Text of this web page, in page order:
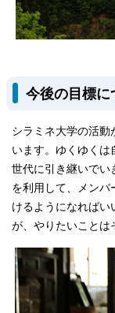
今後の目標に
シラミネ大学の活動
います。ゆくゆくは
世代に引き継いでい
を利用して、メンバ
けるようになればい
が、やりたいことは